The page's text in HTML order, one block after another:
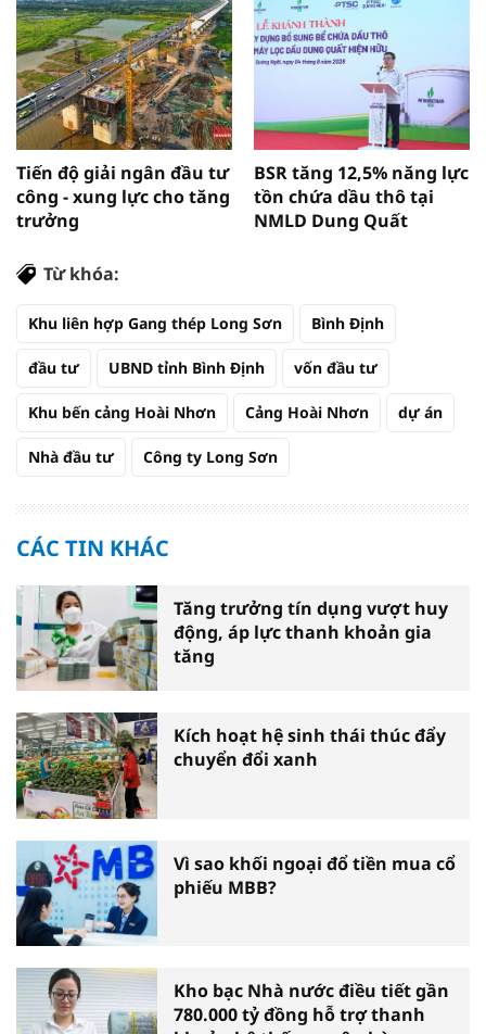
Tiến độ giải ngân đầu tư
công - xung lực cho tăng
trưởng
BSR tăng 12,5% năng lực
tồn chứa dầu thô tại
NMLD Dung Quất
Từ khóa:
Khu liên hợp Gang thép Long Sơn Bình Định
đầu tư UBND tỉnh Bình Định vốn đầu tư
Khu bến cảng Hoài Nhơn Cảng Hoài Nhơn dự án
Nhà đầu tư Công ty Long Sơn
CÁC TIN KHÁC
Tăng trưởng tín dụng vượt huy
động, áp lực thanh khoản gia
tăng
Kích hoạt hệ sinh thái thúc đẩy
chuyển đổi xanh
Vì sao khối ngoại đổ tiền mua cổ
phiếu MBB?
Kho bạc Nhà nước điều tiết gần
780.000 tỷ đồng hỗ trợ thanh